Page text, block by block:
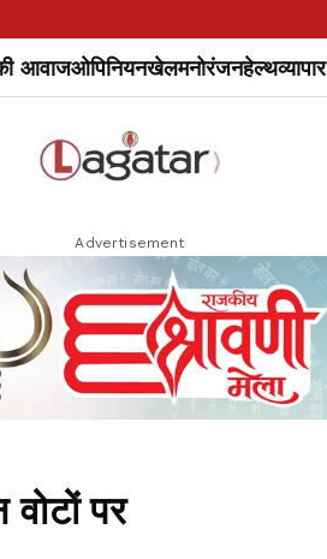
आवाजओपिनियनखेलमनोरंजनहेल्थव्यापार
Advertisement
पर